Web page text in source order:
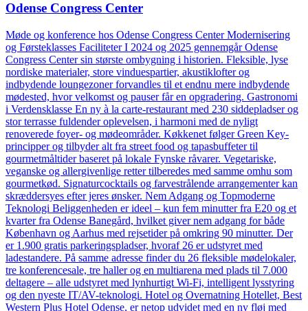
Odense Congress Center
Møde og konference hos Odense Congress Center Modernisering
og Førsteklasses Faciliteter I 2024 og 2025 gennemgår Odense
Congress Center sin største ombygning i historien. Fleksible, lyse
nordiske materialer, store vinduespartier, akustiklofter og
indbydende loungezoner forvandles til et endnu mere indbydende
mødested, hvor velkomst og pauser får en opgradering. Gastronomi
i Verdensklasse En ny à la carte-restaurant med 230 siddepladser og
stor terrasse fuldender oplevelsen, i harmoni med de nyligt
renoverede foyer- og mødeområder. Køkkenet følger Green Key-
principper og tilbyder alt fra street food og tapasbuffeter til
gourmetmåltider baseret på lokale Fynske råvarer. Vegetariske,
veganske og allergivenlige retter tilberedes med samme omhu som
gourmetkød. Signaturcocktails og farvestrålende arrangementer kan
skræddersyes efter jeres ønsker. Nem Adgang og Topmoderne
Teknologi Beliggenheden er ideel – kun fem minutter fra E20 og et
kvarter fra Odense Banegård, hvilket giver nem adgang for både
København og Aarhus med rejsetider på omkring 90 minutter. Der
er 1.900 gratis parkeringspladser, hvoraf 26 er udstyret med
ladestandere. På samme adresse finder du 26 fleksible mødelokaler,
tre konferencesale, tre haller og en multiarena med plads til 7.000
deltagere – alle udstyret med lynhurtigt Wi-Fi, intelligent lysstyring
og den nyeste IT/AV-teknologi. Hotel og Overnatning Hotellet, Best
Western Plus Hotel Odense, er netop udvidet med en ny fløj med